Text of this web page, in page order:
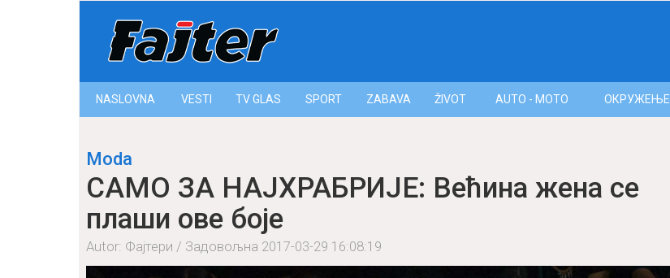
NASLOVNA VESTI ТV GLAS SPORT ZABAVA ŽIVOT AUTO - MOTO ОКРУЖЕЊЕ
Moda
САМО ЗА НАЈХРАБРИЈЕ: Већина жена се
плаши ове боје
Autor: Фајтери / Задовољна 2017-03-29 16:08:19